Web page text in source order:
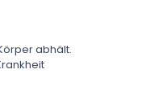
abhält.